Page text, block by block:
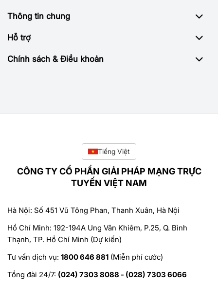
Thông tin chung
Hỗ trợ
Chính sách & Điều khoản
Tiếng Việt
CÔNG TY CỔ PHẦN GIẢI PHÁP MẠNG TRỰC
TUYẾN VIỆT NAM
Hà Nội: Số 451 Vũ Tông Phan, Thanh Xuân, Hà Nội
Hồ Chí Minh: 192-194A Ung Văn Khiêm, P.25, Q. Bình
Thạnh, TP. Hồ Chí Minh (Dự kiến)
Tư vấn dịch vụ: 1800 646 881 (Miễn phí cước)
Tổng đài 24/7: (024) 7303 8088 - (028) 7303 6066